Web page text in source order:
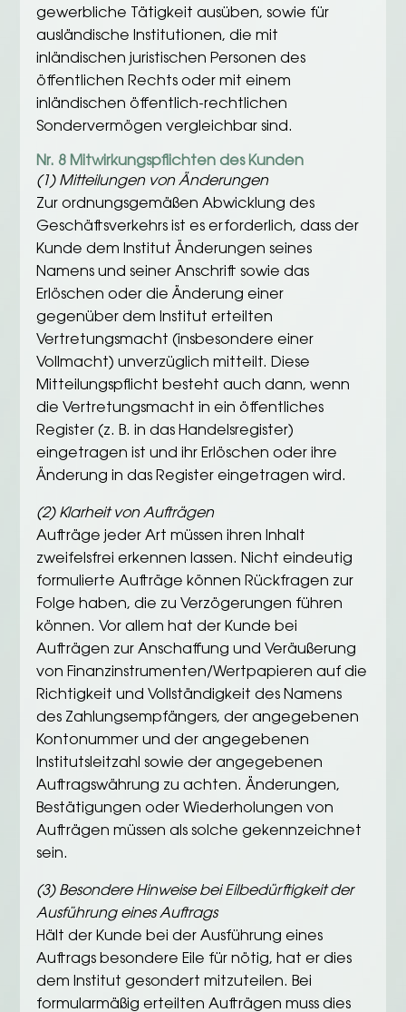
gewerbliche Tätigkeit ausüben, sowie für
ausländische Institutionen, die mit
inländischen juristischen Personen des
öffentlichen Rechts oder mit einem
inländischen öffentlich-rechtlichen
Sondervermögen vergleichbar sind.
Nr. 8 Mitwirkungspflichten des Kunden
(1) Mitteilungen von Änderungen
Zur ordnungsgemäßen Abwicklung des
Geschäftsverkehrs ist es erforderlich, dass der
Kunde dem Institut Änderungen seines
Namens und seiner Anschrift sowie das
Erlöschen oder die Änderung einer
gegenüber dem Institut erteilten
Vertretungsmacht (insbesondere einer
Vollmacht) unverzüglich mitteilt. Diese
Mitteilungspflicht besteht auch dann, wenn
die Vertretungsmacht in ein öffentliches
Register (z. B. in das Handelsregister)
eingetragen ist und ihr Erlöschen oder ihre
Änderung in das Register eingetragen wird.
(2) Klarheit von Aufträgen
Aufträge jeder Art müssen ihren Inhalt
zweifelsfrei erkennen lassen. Nicht eindeutig
formulierte Aufträge können Rückfragen zur
Folge haben, die zu Verzögerungen führen
können. Vor allem hat der Kunde bei
Aufträgen zur Anschaffung und Veräußerung
von Finanzinstrumenten/Wertpapieren auf die
Richtigkeit und Vollständigkeit des Namens
des Zahlungsempfängers, der angegebenen
Kontonummer und der angegebenen
Institutsleitzahl sowie der angegebenen
Auftragswährung zu achten. Änderungen,
Bestätigungen oder Wiederholungen von
Aufträgen müssen als solche gekennzeichnet
sein.
(3) Besondere Hinweise bei Eilbedürftigkeit der
Ausführung eines Auftrags
Hält der Kunde bei der Ausführung eines
Auftrags besondere Eile für nötig, hat er dies
dem Institut gesondert mitzuteilen. Bei
formularmäßig erteilten Aufträgen muss dies